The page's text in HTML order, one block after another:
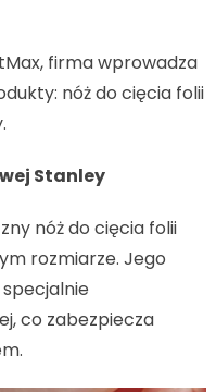
firma wprowadza
nóż do cięcia folii
Stanley
nóż do cięcia folii
rozmiarze. Jego
co zabezpiecza